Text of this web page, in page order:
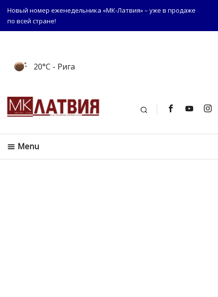
Новый номер еженедельника «МК-Латвия» – уже в продаже
по всей стране!
20°C - Рига
Поиск
Menu